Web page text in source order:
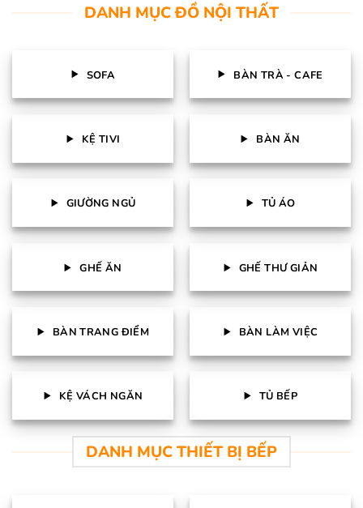
DANH MỤC ĐỒ NỘI THẤT
SOFA BÀN TRÀ - CAFE
KỆ TIVI BÀN ĂN
GIƯỜNG NGỦ TỦ ÁO
GHẾ ĂN GHẾ THƯ GIẢN
BÀN TRANG ĐIỂM BÀN LÀM VIỆC
KỆ VÁCH NGĂN TỦ BẾP
DANH MỤC THIẾT BỊ BẾP